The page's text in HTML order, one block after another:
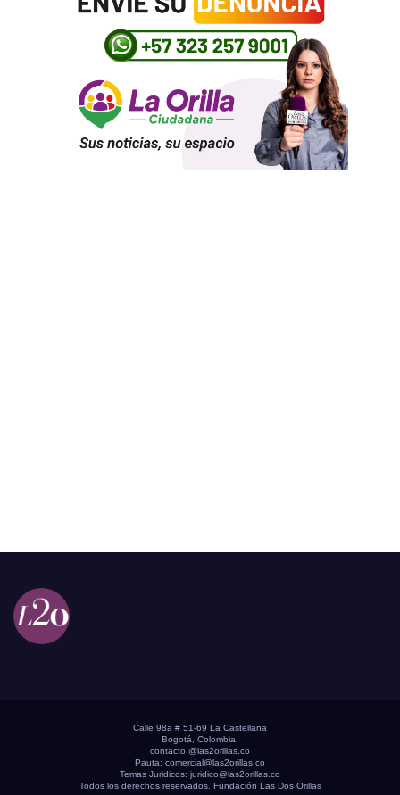
Calle 98a # 51-69 La Castellana
Bogotá, Colombia.
contacto @las2orillas.co
Pauta: comercial@las2orillas.co
Temas Juridicos: juridico@las2orillas.co
Todos los derechos reservados. Fundación Las Dos Orillas